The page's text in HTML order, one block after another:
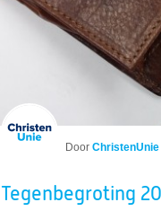
Door
Tegenbegroting